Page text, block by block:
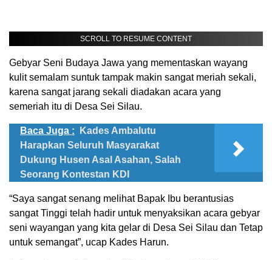
SCROLL TO RESUME CONTENT
Gebyar Seni Budaya Jawa yang mementaskan wayang
kulit semalam suntuk tampak makin sangat meriah sekali,
karena sangat jarang sekali diadakan acara yang
semeriah itu di Desa Sei Silau.
Baca Juga :
Kades Ambalutu
Harapkan Seluruh Masyarakat
Dukung Husen Asal Asahan, Salah
Seorang Kontestan KDI
“Saya sangat senang melihat Bapak Ibu berantusias
sangat Tinggi telah hadir untuk menyaksikan acara gebyar
seni wayangan yang kita gelar di Desa Sei Silau dan Tetap
untuk semangat”, ucap Kades Harun.